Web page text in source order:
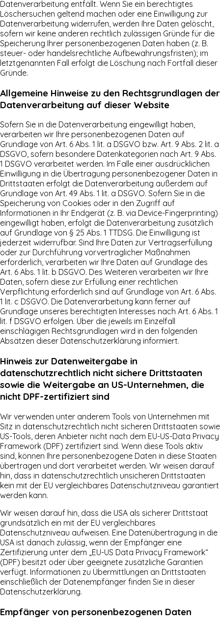
Datenverarbeitung entfällt. Wenn Sie ein berechtigtes
Löschersuchen geltend machen oder eine Einwilligung zur
Datenverarbeitung widerrufen, werden Ihre Daten gelöscht,
sofern wir keine anderen rechtlich zulässigen Gründe für die
Speicherung Ihrer personenbezogenen Daten haben (z. B.
steuer- oder handelsrechtliche Aufbewahrungsfristen); im
letztgenannten Fall erfolgt die Löschung nach Fortfall dieser
Gründe.
Allgemeine Hinweise zu den Rechtsgrundlagen der
Datenverarbeitung auf dieser Website
Sofern Sie in die Datenverarbeitung eingewilligt haben,
verarbeiten wir Ihre personenbezogenen Daten auf
Grundlage von Art. 6 Abs. 1 lit. a DSGVO bzw. Art. 9 Abs. 2 lit. a
DSGVO, sofern besondere Datenkategorien nach Art. 9 Abs.
1 DSGVO verarbeitet werden. Im Falle einer ausdrücklichen
Einwilligung in die Übertragung personenbezogener Daten in
Drittstaaten erfolgt die Datenverarbeitung außerdem auf
Grundlage von Art. 49 Abs. 1 lit. a DSGVO. Sofern Sie in die
Speicherung von Cookies oder in den Zugriff auf
Informationen in Ihr Endgerät (z. B. via Device-Fingerprinting)
eingewilligt haben, erfolgt die Datenverarbeitung zusätzlich
auf Grundlage von § 25 Abs. 1 TTDSG. Die Einwilligung ist
jederzeit widerrufbar. Sind Ihre Daten zur Vertragserfüllung
oder zur Durchführung vorvertraglicher Maßnahmen
erforderlich, verarbeiten wir Ihre Daten auf Grundlage des
Art. 6 Abs. 1 lit. b DSGVO. Des Weiteren verarbeiten wir Ihre
Daten, sofern diese zur Erfüllung einer rechtlichen
Verpflichtung erforderlich sind auf Grundlage von Art. 6 Abs.
1 lit. c DSGVO. Die Datenverarbeitung kann ferner auf
Grundlage unseres berechtigten Interesses nach Art. 6 Abs. 1
lit. f DSGVO erfolgen. Über die jeweils im Einzelfall
einschlägigen Rechtsgrundlagen wird in den folgenden
Absätzen dieser Datenschutzerklärung informiert.
Hinweis zur Datenweitergabe in
datenschutzrechtlich nicht sichere Drittstaaten
sowie die Weitergabe an US-Unternehmen, die
nicht DPF-zertifiziert sind
Wir verwenden unter anderem Tools von Unternehmen mit
Sitz in datenschutzrechtlich nicht sicheren Drittstaaten sowie
US-Tools, deren Anbieter nicht nach dem EU-US-Data Privacy
Framework (DPF) zertifiziert sind. Wenn diese Tools aktiv
sind, können Ihre personenbezogene Daten in diese Staaten
übertragen und dort verarbeitet werden. Wir weisen darauf
hin, dass in datenschutzrechtlich unsicheren Drittstaaten
kein mit der EU vergleichbares Datenschutzniveau garantiert
werden kann.
Wir weisen darauf hin, dass die USA als sicherer Drittstaat
grundsätzlich ein mit der EU vergleichbares
Datenschutzniveau aufweisen. Eine Datenübertragung in die
USA ist danach zulässig, wenn der Empfänger eine
Zertifizierung unter dem „EU-US Data Privacy Framework“
(DPF) besitzt oder über geeignete zusätzliche Garantien
verfügt. Informationen zu Übermittlungen an Drittstaaten
einschließlich der Datenempfänger finden Sie in dieser
Datenschutzerklärung.
Empfänger von personenbezogenen Daten